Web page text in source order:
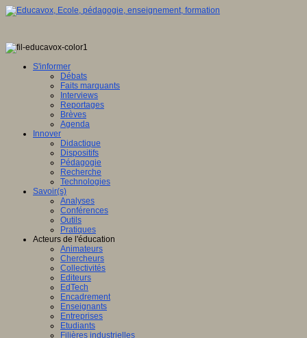
S'informer
Débats
Faits marquants
Interviews
Reportages
Brèves
Agenda
Innover
Didactique
Dispositifs
Pédagogie
Recherche
Technologies
Savoir(s)
Analyses
Conférences
Outils
Pratiques
Acteurs de l'éducation
Animateurs
Chercheurs
Collectivités
Editeurs
EdTech
Encadrement
Enseignants
Entreprises
Etudiants
Filières industrielles